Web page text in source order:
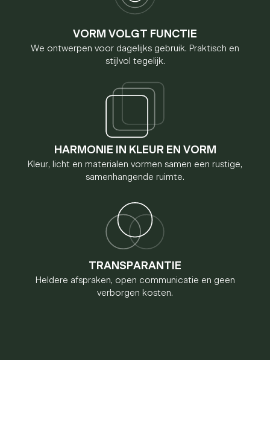
VORM VOLGT FUNCTIE
We ontwerpen voor dagelijks gebruik. Praktisch en
stijlvol tegelijk.
HARMONIE IN KLEUR EN VORM
Kleur, licht en materialen vormen samen een rustige,
samenhangende ruimte.
TRANSPARANTIE
Heldere afspraken, open communicatie en geen
verborgen kosten.